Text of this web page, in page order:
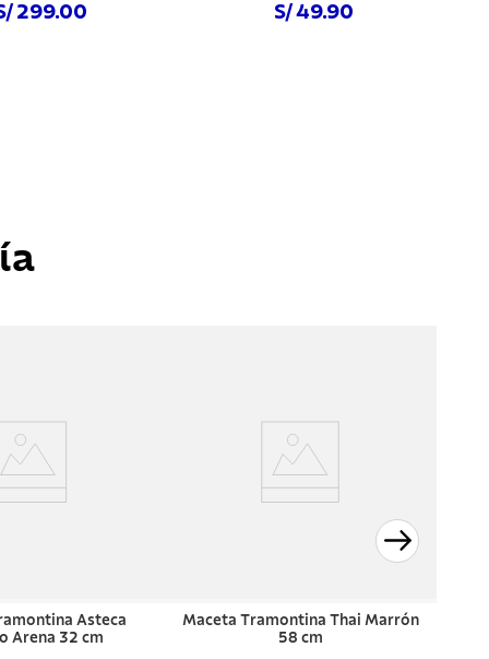
299.00 S/ 49.90
Asteca
Arena 32 cm
Maceta Tramontina Thai Marrón
58 cm